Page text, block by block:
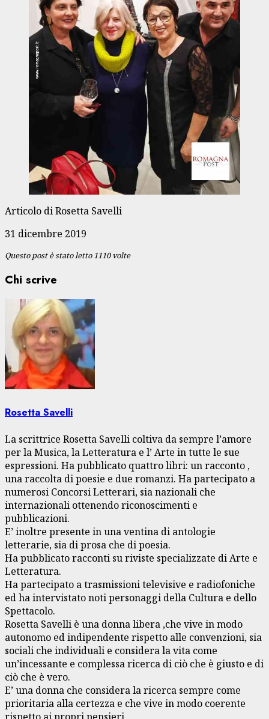
Articolo di Rosetta Savelli
31 dicembre 2019
Questo post è stato letto 1110 volte
Chi scrive
Rosetta Savelli
La scrittrice Rosetta Savelli coltiva da sempre l’amore
per la Musica, la Letteratura e l’ Arte in tutte le sue
espressioni. Ha pubblicato quattro libri: un racconto ,
una raccolta di poesie e due romanzi. Ha partecipato a
numerosi Concorsi Letterari, sia nazionali che
internazionali ottenendo riconoscimenti e
pubblicazioni.
E’ inoltre presente in una ventina di antologie
letterarie, sia di prosa che di poesia.
Ha pubblicato racconti su riviste specializzate di Arte e
Letteratura.
Ha partecipato a trasmissioni televisive e radiofoniche
ed ha intervistato noti personaggi della Cultura e dello
Spettacolo.
Rosetta Savelli è una donna libera ,che vive in modo
autonomo ed indipendente rispetto alle convenzioni, sia
sociali che individuali e considera la vita come
un’incessante e complessa ricerca di ciò che è giusto e di
ciò che è vero.
E’ una donna che considera la ricerca sempre come
prioritaria alla certezza e che vive in modo coerente